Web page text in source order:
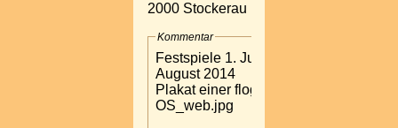
2000 Stockerau
Kommentar
Festspiele 1. Juli - 9.
August 2014
Plakat einer flog
OS_web.jpg